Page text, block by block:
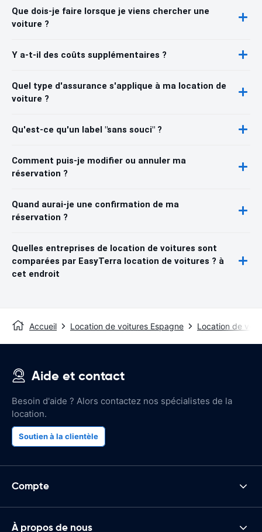
Que dois-je faire lorsque je viens chercher une
voiture ?
Y a-t-il des coûts supplémentaires ?
Quel type d'assurance s'applique à ma location de
voiture ?
Qu'est-ce qu'un label "sans souci" ?
Comment puis-je modifier ou annuler ma
réservation ?
Quand aurai-je une confirmation de ma
réservation ?
Quelles entreprises de location de voitures sont
comparées par EasyTerra location de voitures ? à
cet endroit
Accueil Location de voitures Espagne Location de
Aide et contact
Besoin d'aide ? Alors contactez nos spécialistes de la
location.
Soutien à la clientèle
Compte
À propos de nous